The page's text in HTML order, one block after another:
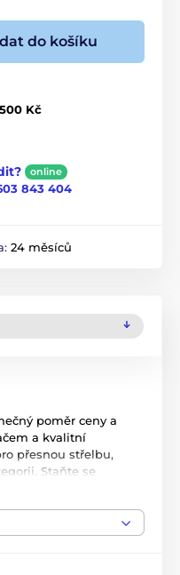
do košíku
Kč
online
843 404
24 měsíců
poměr ceny a
a kvalitní
přesnou střelbu,
Staňte se